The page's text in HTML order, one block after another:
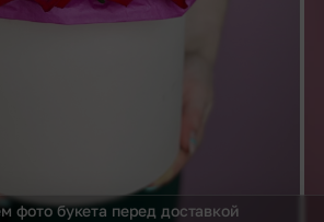
фото букета перед доставкой